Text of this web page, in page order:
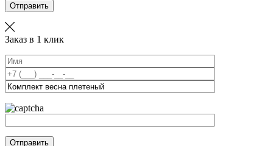
Отправить
Заказ в 1 клик
Отправить